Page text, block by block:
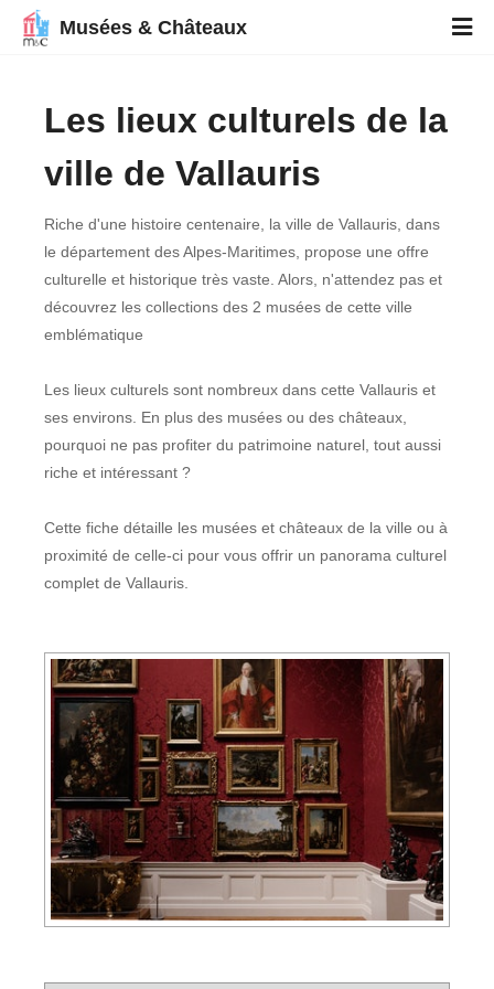
Musées & Châteaux
Les lieux culturels de la
ville de Vallauris
Riche d'une histoire centenaire, la ville de Vallauris, dans
le département des Alpes-Maritimes, propose une offre
culturelle et historique très vaste. Alors, n'attendez pas et
découvrez les collections des 2 musées de cette ville
emblématique
Les lieux culturels sont nombreux dans cette Vallauris et
ses environs. En plus des musées ou des châteaux,
pourquoi ne pas profiter du patrimoine naturel, tout aussi
riche et intéressant ?
Cette fiche détaille les musées et châteaux de la ville ou à
proximité de celle-ci pour vous offrir un panorama culturel
complet de Vallauris.